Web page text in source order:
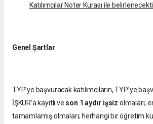
Katılımcılar Noter Kurası ile
Genel Şartlar
TYP’ye başvuracak katılımcıların, TYP’ye
İŞKUR’a kayıtlı ve son 1 aydır işsiz olmaları;
tamamlamış olmaları; herhangi bir öğretim